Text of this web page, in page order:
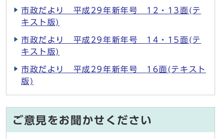
市政だより 平成29年新年号 12・13面(テ
キスト版)
市政だより 平成29年新年号 14・15面(テ
キスト版)
市政だより 平成29年新年号 16面(テキスト
版)
ご意見をお聞かせください